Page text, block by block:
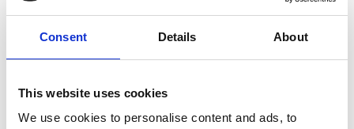
Consent Details About
This website uses cookies
We use cookies to personalise content and ads, to